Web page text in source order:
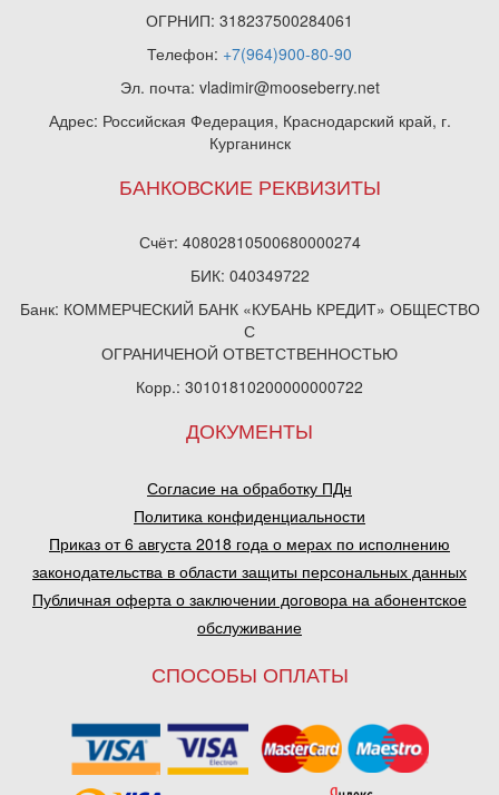
ОГРНИП: 318237500284061
Телефон: +7(964)900-80-90
Эл. почта: vladimir@mooseberry.net
Адрес: Российская Федерация, Краснодарский край, г.
Курганинск
БАНКОВСКИЕ РЕКВИЗИТЫ
Счёт: 40802810500680000274
БИК: 040349722
Банк: КОММЕРЧЕСКИЙ БАНК «КУБАНЬ КРЕДИТ» ОБЩЕСТВО
С
ОГРАНИЧЕНОЙ ОТВЕТСТВЕННОСТЬЮ
Корр.: 30101810200000000722
ДОКУМЕНТЫ
Согласие на обработку ПДн
Политика конфиденциальности
Приказ от 6 августа 2018 года о мерах по исполнению
законодательства в области защиты персональных данных
Публичная оферта о заключении договора на абонентское
обслуживание
СПОСОБЫ ОПЛАТЫ